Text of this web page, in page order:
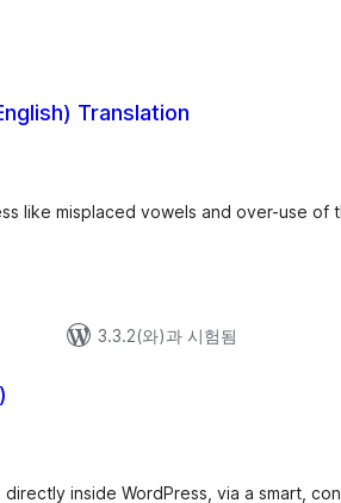
Translation
like misplaced vowels and over-use of
3.3.2(와)과 시험됨
inside WordPress, via a smart,